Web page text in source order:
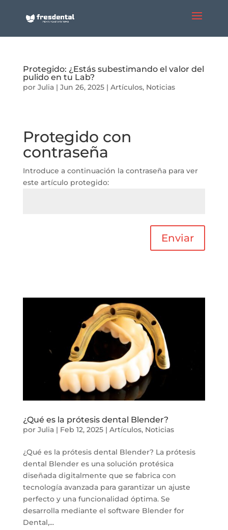
Protegido: ¿Estás subestimando el valor del
pulido en tu Lab?
por Julia| Jun 26, 2025| Artículos, Noticias
Protegido con
contraseña
Introduce a continuación la contraseña para ver
este artículo protegido:
Enviar
¿Qué es la prótesis dental Blender?
por Julia| Feb 12, 2025| Artículos, Noticias
¿Qué es la prótesis dental Blender? La prótesis
dental Blender es una solución protésica
diseñada digitalmente que se fabrica con
tecnología avanzada para garantizar un ajuste
perfecto y una funcionalidad óptima. Se
desarrolla mediante el software Blender for
Dental,...